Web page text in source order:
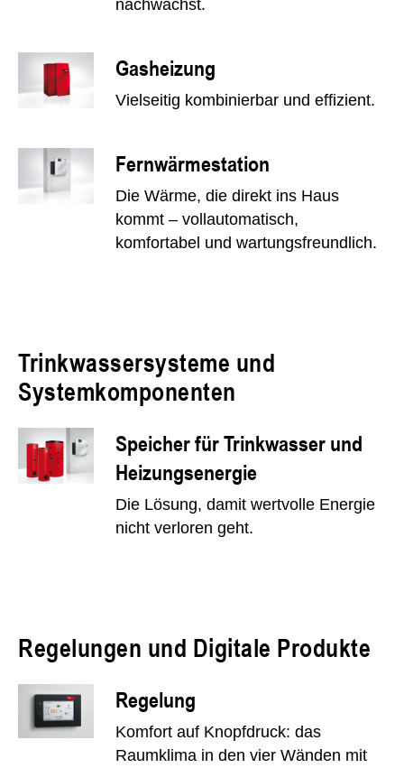
nachwächst.
Gasheizung
Vielseitig kombinierbar und effizient.
Fernwärmestation
Die Wärme, die direkt ins Haus
kommt – vollautomatisch,
komfortabel und wartungsfreundlich.
Trinkwassersysteme und
Systemkomponenten
Speicher für Trinkwasser und
Heizungsenergie
Die Lösung, damit wertvolle Energie
nicht verloren geht.
Regelungen und Digitale Produkte
Regelung
Komfort auf Knopfdruck: das
Raumklima in den vier Wänden mit